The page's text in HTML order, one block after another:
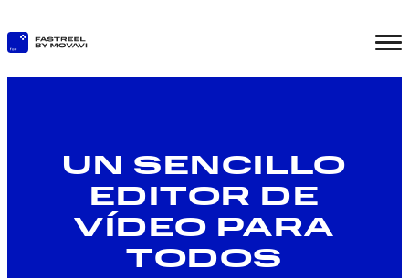
UN SENCILLO
EDITOR DE
VÍDEO PARA
TODOS